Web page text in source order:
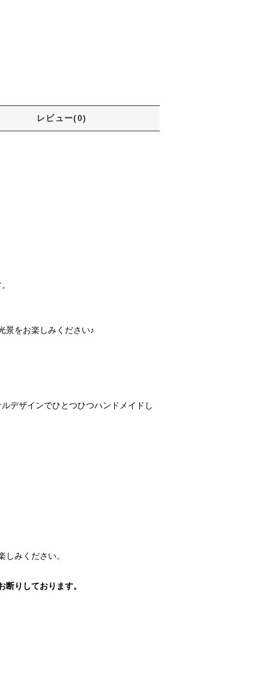
レビュー(0)
景をお楽しみください♪
デザインでひとつひつハンドメイドし
みください。
りしております。